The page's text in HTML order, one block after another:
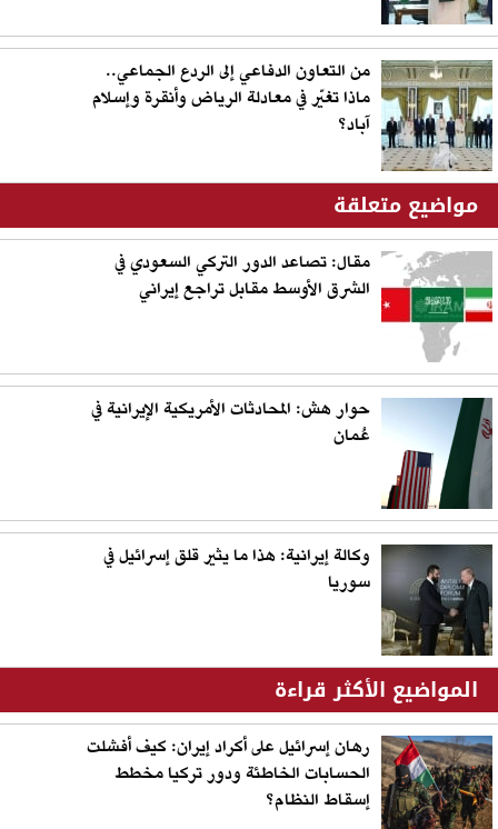
من التعاون الدفاعي إلى الردع الجماعي..
ماذا تغيّر في معادلة الرياض وأنقرة وإسلام
آباد؟
مواضيع متعلقة
مقال: تصاعد الدور التركي السعودي في
الشرق الأوسط مقابل تراجع إيراني
حوار هش: المحادثات الأمريكية الإيرانية في
عُمان
وكالة إيرانية: هذا ما يثير قلق إسرائيل في
سوريا
المواضيع الأكثر قراءة
رهان إسرائيل على أكراد إيران: كيف أفشلت
الحسابات الخاطئة ودور تركيا مخطط
إسقاط النظام؟